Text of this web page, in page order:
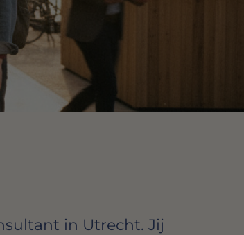
in Utrecht. Jij